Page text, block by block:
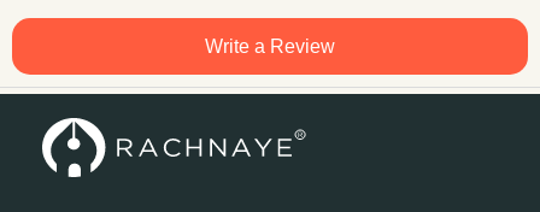
Write a Review